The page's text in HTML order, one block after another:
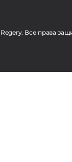
Все права